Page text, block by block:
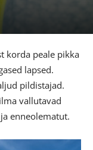
korda peale pikka
lapsed.
pildistajad.
vallutavad
enneolematut.